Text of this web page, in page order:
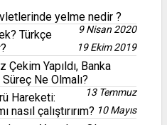
yelme nedir ?
9 Nisan 2020
Türkçe
19 Ekim 2019
Çekim Yapıldı, Banka
Ne Olmalı?
13 Temmuz
Hareketi:
nasıl çalıştırırım? 10 Mayıs